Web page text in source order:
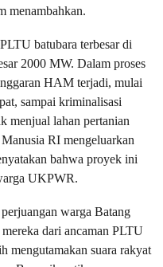
menambahkan.
batubara terbesar di
2000 MW. Dalam proses
HAM terjadi, mulai
sampai kriminalisasi
menjual lahan pertanian
RI mengeluarkan
bahwa proyek ini
UKPWR.
warga Batang
dari ancaman PLTU
mengutamakan suara rakyat